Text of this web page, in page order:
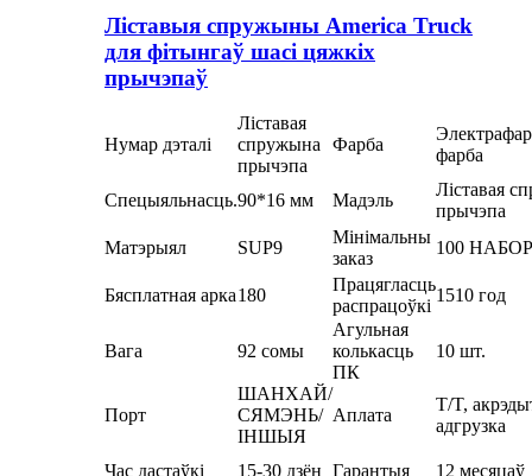
Ліставыя спружыны America Truck
для фітынгаў шасі цяжкіх
прычэпаў
Нумар дэталі
Ліставая
спружына
прычэпа
Фарба
фарба
Спецыяльнасць.90*16 мм Мадэль
Ліставая
прычэпа
Матэрыял
SUP9
Мінімальны
заказ
100
Бясплатная арка180
Працягласць
распрацоўкі
1510 год
Вага 92 сомы
Агульная
колькасць
ПК
10 шт.
Порт
ШАНХАЙ/
СЯМЭНЬ/
ІНШЫЯ
Аплата
T/T,
адгрузка
Час дастаўкі 15-30 дзён Гарантыя
12 месяцаў